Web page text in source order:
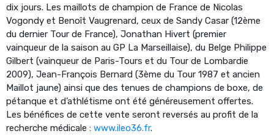
dix jours. Les maillots de champion de France de Nicolas
Vogondy et Benoît Vaugrenard, ceux de Sandy Casar (12ème
du dernier Tour de France), Jonathan Hivert (premier
vainqueur de la saison au GP La Marseillaise), du Belge Philippe
Gilbert (vainqueur de Paris-Tours et du Tour de Lombardie
2009), Jean-François Bernard (3ème du Tour 1987 et ancien
Maillot jaune) ainsi que des tenues de champions de boxe, de
pétanque et d’athlétisme ont été généreusement offertes.
Les bénéfices de cette vente seront reversés au profit de la
recherche médicale : www.ileo36.fr.